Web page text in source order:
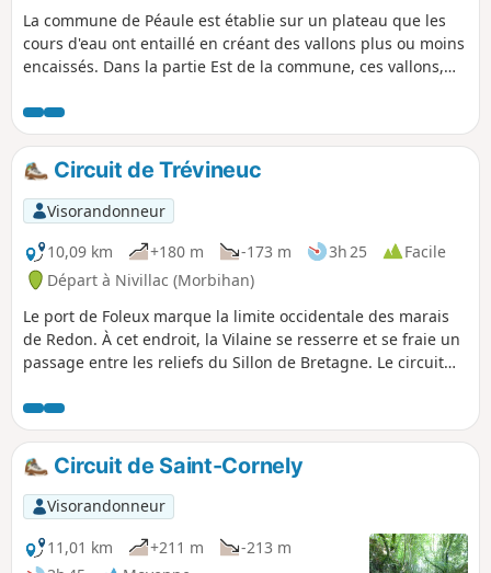
La commune de Péaule est établie sur un plateau que les
cours d'eau ont entaillé en créant des vallons plus ou moins
encaissés. Dans la partie Est de la commune, ces vallons,
forestières où il est agréable de poser ses pas. Arbres
caduques sur les pentes et en fond de vallée, et résineux
sur les landes sommitales, tel est le cadre de cette balade
bien ombragée où les chemins creux succèdent aux allées
arborées.
Circuit de Trévineuc
Visorandonneur
10,09 km
+180 m -173 m 3h 25
Facile
Départ à Nivillac (Morbihan)
Le port de Foleux marque la limite occidentale des marais
de Redon. À cet endroit, la Vilaine se resserre et se fraie un
passage entre les reliefs du Sillon de Bretagne. Le circuit
parcourt le bord de l'eau et joue aux montagnes russes à
travers le relief assez accidenté de Nivillac.
Circuit de Saint-Cornely
Visorandonneur
11,01 km
+211 m
-213 m